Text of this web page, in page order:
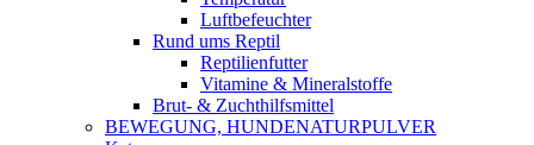
Luftbefeuchter
Rund ums Reptil
Reptilienfutter
Vitamine & Mineralstoffe
Brut- & Zuchthilfsmittel
BEWEGUNG, HUNDENATURPULVER